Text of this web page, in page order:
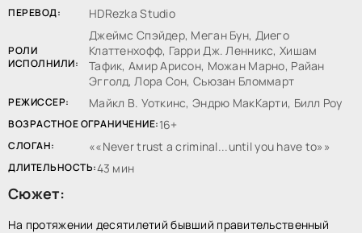
ПЕРЕВОД: HDRezka Studio
РОЛИ
ИСПОЛНИЛИ:
Джеймс Спэйдер, Меган Бун, Диего
Клаттенхофф, Гарри Дж. Ленникс, Хишам
Тафик, Амир Арисон, Можан Марно, Райан
Эгголд, Лора Сон, Сьюзан Бломмарт
РЕЖИССЕР: Майкл В. Уоткинс, Эндрю МакКарти, Билл Роу
ВОЗРАСТНОЕ ОГРАНИЧЕНИЕ:16+
СЛОГАН: «Never trust a criminal...until you have to»
ДЛИТЕЛЬНОСТЬ:43 мин
Сюжет:
На протяжении десятилетий бывший правительственный